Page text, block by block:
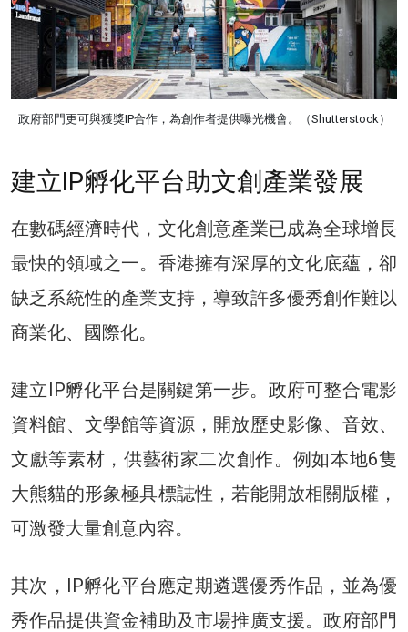
政府部門更可與獲獎IP合作，為創作者提供曝光機會。（Shutterstock）
建立IP孵化平台助文創產業發展
在數碼經濟時代，文化創意產業已成為全球增長
最快的領域之一。香港擁有深厚的文化底蘊，卻
缺乏系統性的產業支持，導致許多優秀創作難以
商業化、國際化。
建立IP孵化平台是關鍵第一步。政府可整合電影
資料館、文學館等資源，開放歷史影像、音效、
文獻等素材，供藝術家二次創作。例如本地6隻
大熊貓的形象極具標誌性，若能開放相關版權，
可激發大量創意內容。
其次，IP孵化平台應定期遴選優秀作品，並為優
秀作品提供資金補助及市場推廣支援。政府部門